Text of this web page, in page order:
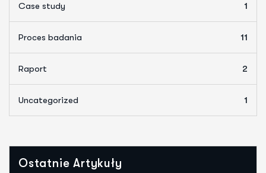
Case study 1
Proces badania 11
Raport 2
Uncategorized 1
Ostatnie Artykuły